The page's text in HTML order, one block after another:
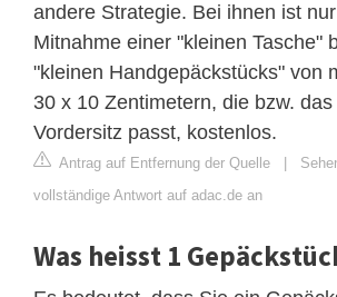
andere Strategie. Bei ihnen ist
Mitnahme einer "kleinen Tasche"
"kleinen Handgepäckstücks" von
30 x 10 Zentimetern, die bzw.
Vordersitz passt, kostenlos.
Antrag auf Entfernung der Quelle
vollständige Antwort auf adac.de an
Was heisst 1